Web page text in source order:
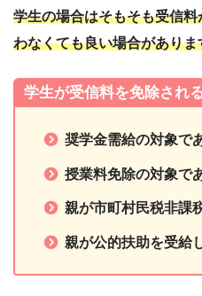
学生の場合はそもそも受信
わなくても良い場合がありま
学生が受信料を免除され
奨学金需給の対象で
授業料免除の対象で
親が市町村民税非課
親が公的扶助を受給